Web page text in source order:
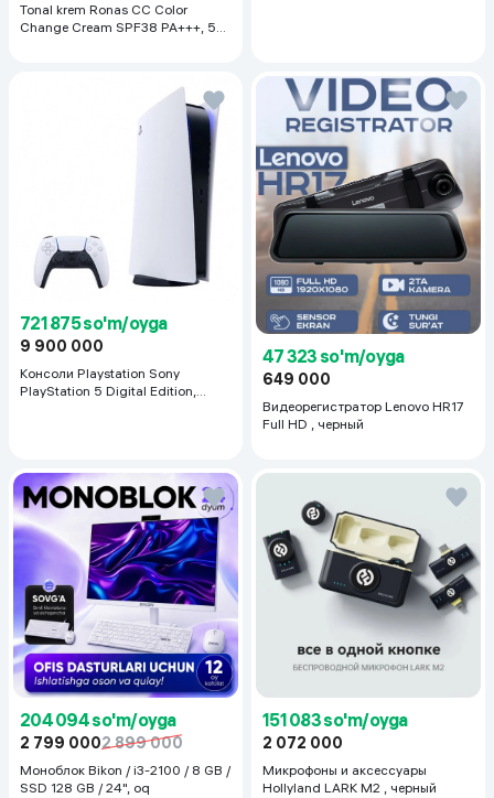
Tonal krem Ronas CC Color
Change Cream SPF38 PA+++, 50
721 875 so'm/oyga
9 900 000
Консоли Playstation Sony
PlayStation 5 Digital Edition,
47 323 so'm/oyga
649 000
Видеорегистратор Lenovo HR17
Full HD , черный
204 094 so'm/oyga
2 799 0002 899 000
Моноблок Bikon / i3-2100 / 8 GB /
SSD 128 GB / 24", oq
151 083 so'm/oyga
2 072 000
Микрофоны и аксессуары
Hollyland LARK M2 , черный